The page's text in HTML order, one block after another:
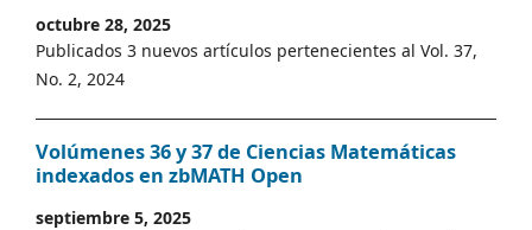
octubre 28, 2025
Publicados 3 nuevos artículos pertenecientes al Vol. 37,
No. 2, 2024
Volúmenes 36 y 37 de Ciencias Matemáticas
indexados en zbMATH Open
septiembre 5, 2025